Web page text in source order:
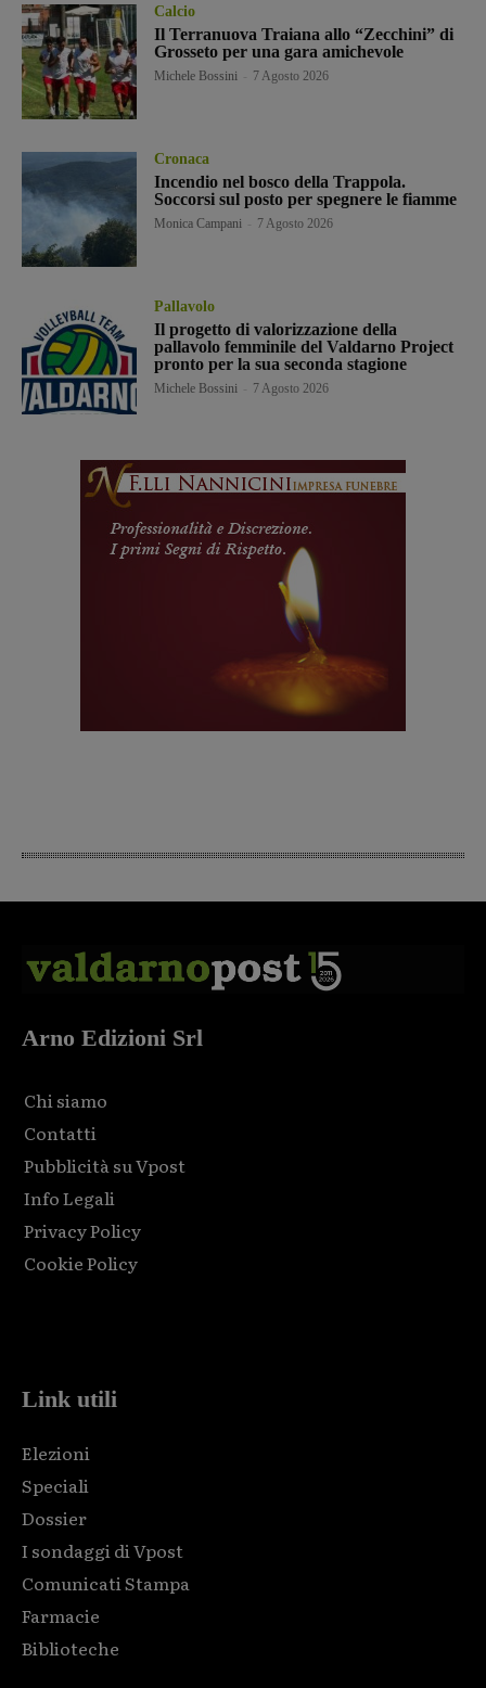
Calcio
Il Terranuova Traiana allo “Zecchini” di
Grosseto per una gara amichevole
Michele Bossini 7 Agosto 2026
Cronaca
Incendio nel bosco della Trappola.
Soccorsi sul posto per spegnere le fiamme
Monica Campani 7 Agosto 2026
Pallavolo
Il progetto di valorizzazione della
pallavolo femminile del Valdarno Project
pronto per la sua seconda stagione
Michele Bossini 7 Agosto 2026
Arno Edizioni Srl
Chi siamo
Contatti
Pubblicità su Vpost
Info Legali
Privacy Policy
Cookie Policy
Link utili
Elezioni
Speciali
Dossier
I sondaggi di Vpost
Comunicati Stampa
Farmacie
Biblioteche